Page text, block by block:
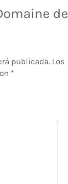
de
publicada. Los
*